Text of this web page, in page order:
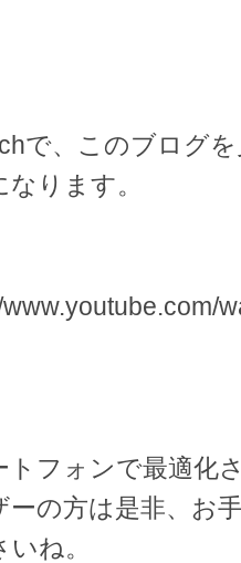
で、このブログ
ります。
www.youtube.com/
トフォンで最適化
の方は是非、お
ね。